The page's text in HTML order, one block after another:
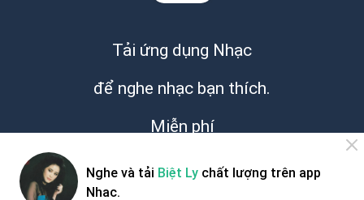
Tải ứng dụng Nhạc
để nghe nhạc bạn thích.
Miễn phí
Nghe và tải Biệt Ly chất lượng trên app
Nhac.